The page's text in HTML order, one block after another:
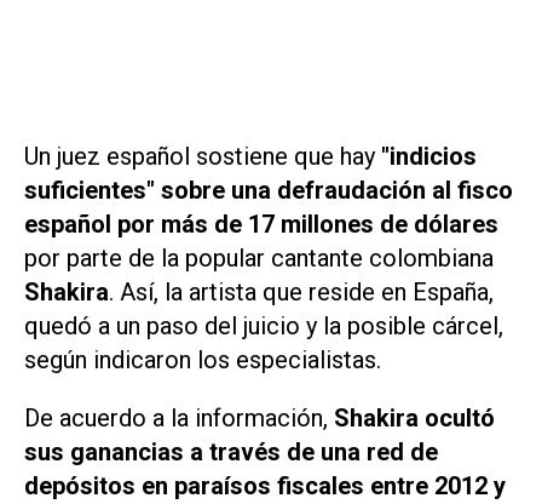
Un juez español sostiene que hay "indicios
suficientes" sobre una defraudación al fisco
español por más de 17 millones de dólares
por parte de la popular cantante colombiana
Shakira. Así, la artista que reside en España,
quedó a un paso del juicio y la posible cárcel,
según indicaron los especialistas.
De acuerdo a la información, Shakira ocultó
sus ganancias a través de una red de
depósitos en paraísos fiscales entre 2012 y